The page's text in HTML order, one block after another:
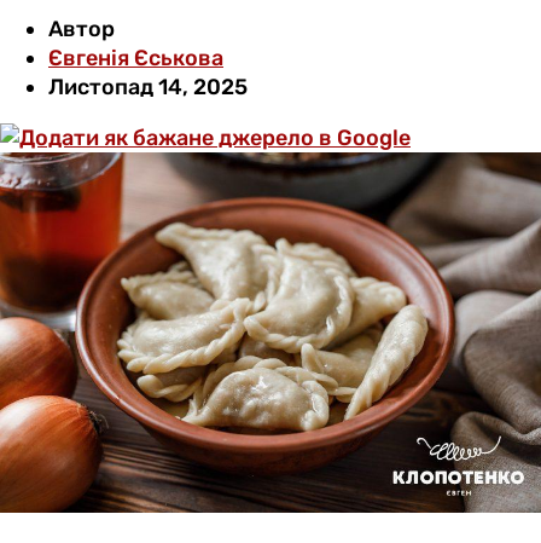
Автор
Євгенія Єськова
Листопад 14, 2025